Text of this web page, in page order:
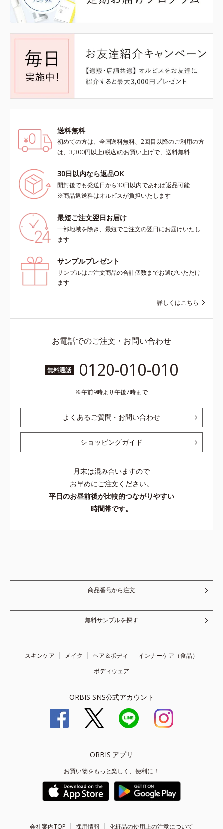
送料無料
初めての方は、全国送料無料、2回目以降のご利用の方
は、3,300円以上(税込)のお買い上げで、送料無料
30日以内なら返品OK
開封後でも発送日から30日以内であれば返品可能
※商品返送料はオルビスが負担いたします
最短ご注文翌日お届け
一部地域を除き、最短でご注文の翌日にお届けいたし
ます
サンプルプレゼント
サンプルはご注文商品の合計個数までお選びいただけ
ます
詳しくはこちら
お電話でのご注文・お問い合わせ
無料通話 0120-010-010
午前9時より午後7時まで
よくあるご質問・お問い合わせ
ショッピングガイド
月末は混み合いますので
お早めにご注文ください。
平日のお昼前後が比較的つながりやすい
時間帯です。
商品番号から注文
無料サンプルを探す
スキンケア メイク ヘア＆ボディ
インナーケア（食品）
ボディウェア
ORBIS SNS公式アカウント
ORBIS アプリ
お買い物をもっと楽しく、便利に！
会社案内TOP 採用情報 化粧品の使用上の注意について